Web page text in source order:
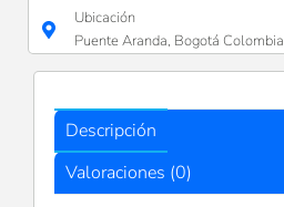
Ubicación
Puente Aranda, Bogotá Colombia
Descripción
Valoraciones (0)